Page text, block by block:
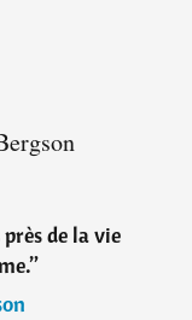
de la vie
”